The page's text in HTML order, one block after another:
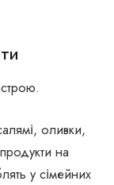
оливки,
на
у сімейних